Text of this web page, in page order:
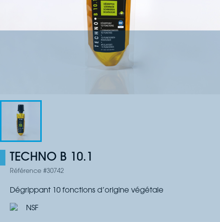
TECHNO B 10.1
Référence #30742
Dégrippant 10 fonctions d’origine végétale